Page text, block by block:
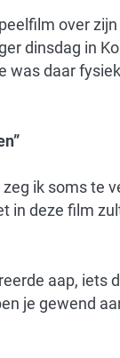
over
dinsdag in
daar fysiek
ik soms te
deze film zult
aap, iets
je gewend